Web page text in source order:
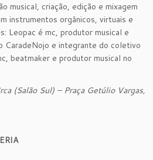
musical, criação, edição e mixagem
instrumentos orgânicos, virtuais e
Leopac é mc, produtor musical e
CaradeNojo e integrante do coletivo
beatmaker e produtor musical no
(Salão Sul) – Praça Getúlio Vargas,